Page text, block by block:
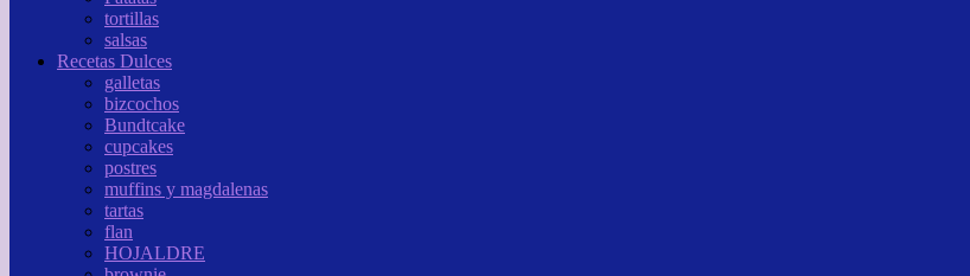
tortillas
salsas
Recetas Dulces
galletas
bizcochos
Bundtcake
cupcakes
postres
muffins y magdalenas
tartas
flan
HOJALDRE